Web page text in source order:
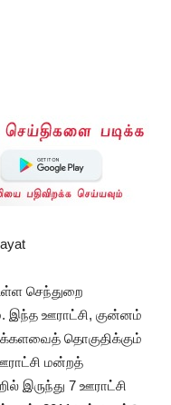
செந்துறை
இந்த ஊராட்சி, குன்னம்
தொகுதிக்கும்
மன்றத்
இருந்து 7 ஊராட்சி